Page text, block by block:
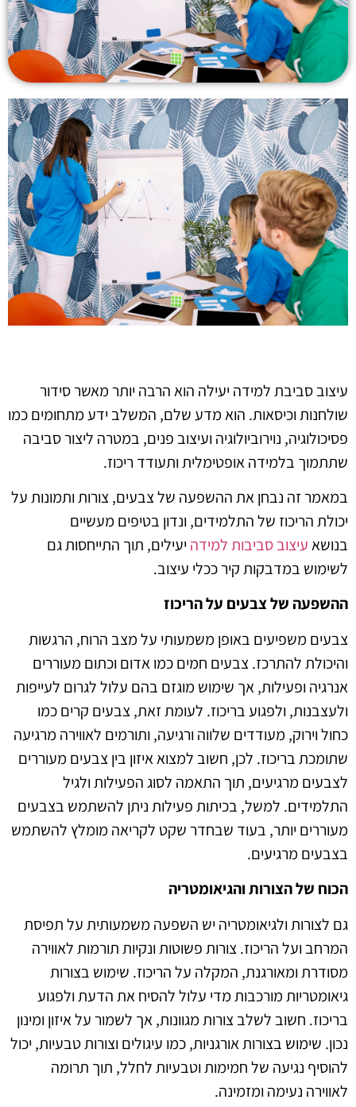
עיצוב סביבת למידה יעילה הוא הרבה יותר מאשר סידור
שולחנות וכיסאות. הוא מדע שלם, המשלב ידע מתחומים כמו
פסיכולוגיה, נוירוביולוגיה ועיצוב פנים, במטרה ליצור סביבה
שתתמוך בלמידה אופטימלית ותעודד ריכוז.
במאמר זה נבחן את ההשפעה של צבעים, צורות ותמונות על
יכולת הריכוז של התלמידים, ונדון בטיפים מעשיים
בנושאעיצוב סביבות למידהיעילים, תוך התייחסות גם
לשימוש במדבקות קיר ככלי עיצוב.
ההשפעה של צבעים על הריכוז
צבעים משפיעים באופן משמעותי על מצב הרוח, הרגשות
והיכולת להתרכז. צבעים חמים כמו אדום וכתום מעוררים
אנרגיה ופעילות, אך שימוש מוגזם בהם עלול לגרום לעייפות
ולעצבנות, ולפגוע בריכוז. לעומת זאת, צבעים קרים כמו
כחול וירוק, מעודדים שלווה ורגיעה, ותורמים לאווירה מרגיעה
שתומכת בריכוז. לכן, חשוב למצוא איזון בין צבעים מעוררים
לצבעים מרגיעים, תוך התאמה לסוג הפעילות ולגיל
התלמידים. למשל, בכיתות פעילות ניתן להשתמש בצבעים
מעוררים יותר, בעוד שבחדר שקט לקריאה מומלץ להשתמש
בצבעים מרגיעים.
הכוח של הצורות והגיאומטריה
גם לצורות ולגיאומטריה יש השפעה משמעותית על תפיסת
המרחב ועל הריכוז. צורות פשוטות ונקיות תורמות לאווירה
מסודרת ומאורגנת, המקלה על הריכוז. שימוש בצורות
גיאומטריות מורכבות מדי עלול להסיח את הדעת ולפגוע
בריכוז. חשוב לשלב צורות מגוונות, אך לשמור על איזון ומינון
נכון. שימוש בצורות אורגניות, כמו עיגולים וצורות טבעיות, יכול
להוסיף נגיעה של חמימות וטבעיות לחלל, תוך תרומה
לאווירה נעימה ומזמינה.